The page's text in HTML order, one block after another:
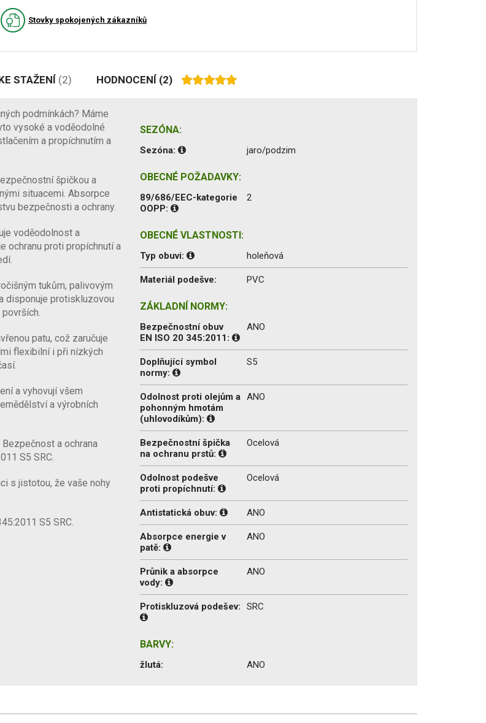
Stovky spokojených zákazníků
STAŽENÍ (2) HODNOCENÍ (2)
podmínkách? Máme
vysoké a voděodolné
a propíchnutím a
špičkou a
situacemi. Absorpce
bezpečnosti a ochrany.
voděodolnost a
ochranu proti propíchnutí a
tukům, palivovým
disponuje protiskluzovou
patu, což zaručuje
flexibilní i při nízkých
a vyhovují všem
a výrobních
a ochrana
S5 SRC.
s jistotou, že vaše nohy
S5 SRC.
SEZÓNA:
Sezóna: jaro/podzim
OBECNÉ POŽADAVKY:
89/686/EEC-kategorie
OOPP:
2
OBECNÉ VLASTNOSTI:
Typ obuvi: holeňová
Materiál podešve: PVC
ZÁKLADNÍ NORMY:
Bezpečnostní obuv
EN ISO 20 345:2011:
ANO
Doplňující symbol
normy:
S5
Odolnost proti olejům a
pohonným hmotám
(uhlovodíkům):
ANO
Bezpečnostní špička
na ochranu prstů:
Ocelová
Odolnost podešve
proti propíchnutí:
Ocelová
Antistatická obuv: ANO
Absorpce energie v
patě:
ANO
Průnik a absorpce
vody:
ANO
Protiskluzová podešev: SRC
BARVY:
žlutá: ANO